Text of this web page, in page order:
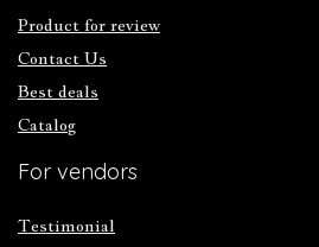
Product for review
Contact Us
Best deals
Catalog
For vendors
Testimonial